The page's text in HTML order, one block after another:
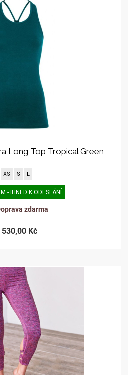
Long Top Tropical Green
XS S L
- IHNED K ODESLÁNÍ
zdarma
530,00 Kč